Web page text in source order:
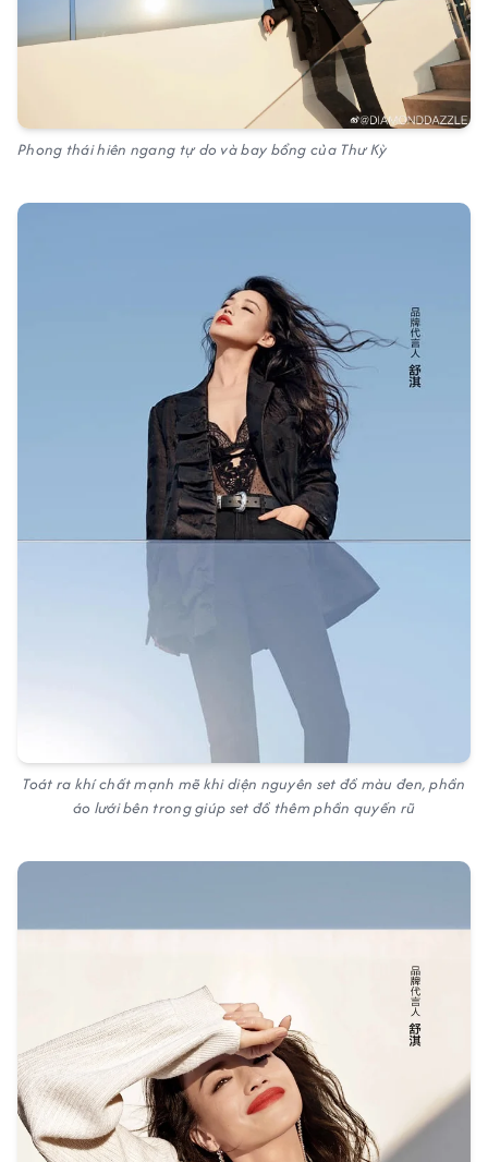
Phong thái hiên ngang tự do và bay bổng của Thư Kỳ
Toát ra khí chất mạnh mẽ khi diện nguyên set đồ màu đen, phần
áo lưới bên trong giúp set đồ thêm phần quyến rũ